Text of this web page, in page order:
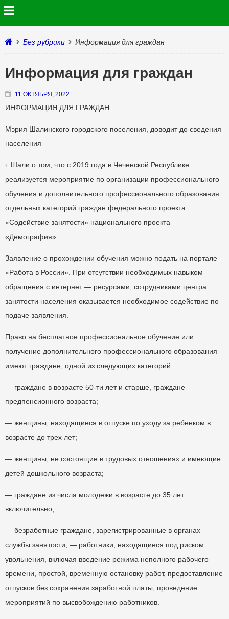
Без рубрики Информация для граждан
Информация для граждан
11 ОКТЯБРЯ, 2022
ИНФОРМАЦИЯ ДЛЯ ГРАЖДАН
Мэрия Шалинского городского поселения, доводит до сведения
населения
г. Шали о том, что с 2019 года в Чеченской Республике
реализуется мероприятие по организации профессионального
обучения и дополнительного профессионального образования
отдельных категорий граждан федерального проекта
«Содействие занятости» национального проекта
«Демография».
Заявление о прохождении обучения можно подать на портале
«Работа в России». При отсутствии необходимых навыком
обращения с интернет — ресурсами, сотрудниками центра
занятости населения оказывается необходимое содействие по
подаче заявления.
Право на бесплатное профессиональное обучение или
получение дополнительного профессионального образования
имеют граждане, одной из следующих категорий:
— граждане в возрасте 50-ти лет и старше, граждане
предпенсионного возраста;
— женщины, находящиеся в отпуске по уходу за ребенком в
возрасте до трех лет;
— женщины, не состоящие в трудовых отношениях и имеющие
детей дошкольного возраста;
— граждане из числа молодежи в возрасте до 35 лет
включительно;
— безработные граждане, зарегистрированные в органах
службы занятости; — работники, находящиеся под риском
увольнения, включая введение режима неполного рабочего
времени, простой, временную остановку работ, предоставление
отпусков без сохранения заработной платы, проведение
мероприятий по высвобождению работников.